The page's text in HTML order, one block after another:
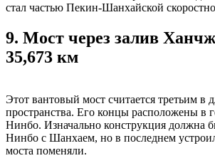
стал частью Пекин-Шанхайской
9. Мост через залив
35,673 км
Этот вантовый мост считается третьим в
пространства. Его концы расположены в
Нинбо. Изначально конструкция должна
Нинбо с Шанхаем, но в последнем
моста поменяли.